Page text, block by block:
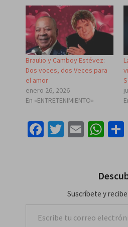
Braulio y Camboy Estévez:
Dos voces, dos Veces para
el amor
enero 26, 2026
En «ENTRETENIMIENTO»
Facebook
Twitter
Email
Suscríbete y